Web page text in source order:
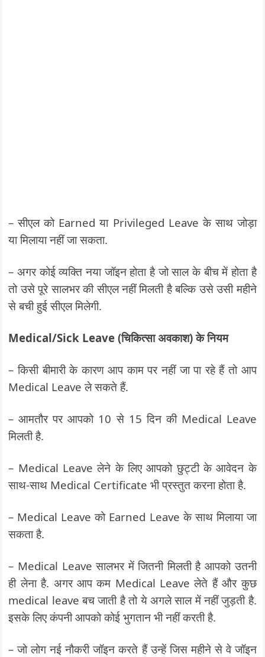
– सीएल को Earned या Privileged Leave के साथ जोड़ा
या मिलाया नहीं जा सकता.
– अगर कोई व्यक्ति नया जॉइन होता है जो साल के बीच में होता है
तो उसे पूरे सालभर की सीएल नहीं मिलती है बल्कि उसे उसी महीने
से बची हुई सीएल मिलेगी.
Medical/Sick Leave (चिकित्सा अवकाश) के नियम
– किसी बीमारी के कारण आप काम पर नहीं जा पा रहे हैं तो आप
Medical Leave ले सकते हैं.
– आमतौर पर आपको 10 से 15 दिन की Medical Leave
मिलती है.
– Medical Leave लेने के लिए आपको छुट्टी के आवेदन के
साथ-साथ Medical Certificate भी प्रस्तुत करना होता है.
– Medical Leave को Earned Leave के साथ मिलाया जा
सकता है.
– Medical Leave सालभर में जितनी मिलती है आपको उतनी
ही लेना है. अगर आप कम Medical Leave लेते हैं और कुछ
medical leave बच जाती है तो ये अगले साल में नहीं जुड़ती है.
इसके लिए कंपनी आपको कोई भुगतान भी नहीं करती है.
– जो लोग नई नौकरी जॉइन करते हैं उन्हें जिस महीने से वे जॉइन